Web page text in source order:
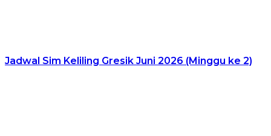
Jadwal Sim Keliling Gresik Juni 2026 (Minggu ke 2)